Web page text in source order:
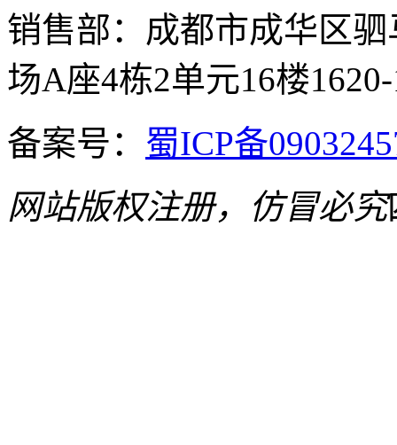
销售部：成都市成华区
场A座4栋2单元16楼
备案号： 蜀ICP备
网站版权注册，仿冒必究